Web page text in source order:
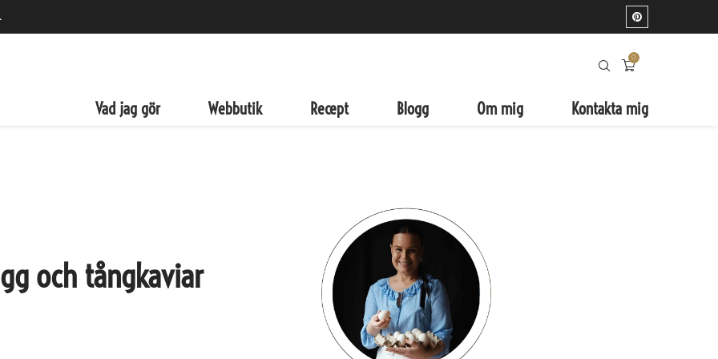
0
Vad jag gör Webbutik Recept Blogg Om mig Kontakta mig
och tångkaviar